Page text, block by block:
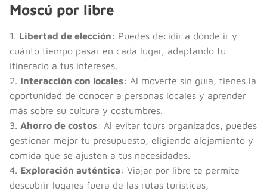
Moscú por libre
1. Libertad de elección: Puedes decidir a dónde ir y
cuánto tiempo pasar en cada lugar, adaptando tu
itinerario a tus intereses.
2. Interacción con locales: Al moverte sin guía, tienes la
oportunidad de conocer a personas locales y aprender
más sobre su cultura y costumbres.
3. Ahorro de costos: Al evitar tours organizados, puedes
gestionar mejor tu presupuesto, eligiendo alojamiento y
comida que se ajusten a tus necesidades.
4. Exploración auténtica: Viajar por libre te permite
descubrir lugares fuera de las rutas turísticas,